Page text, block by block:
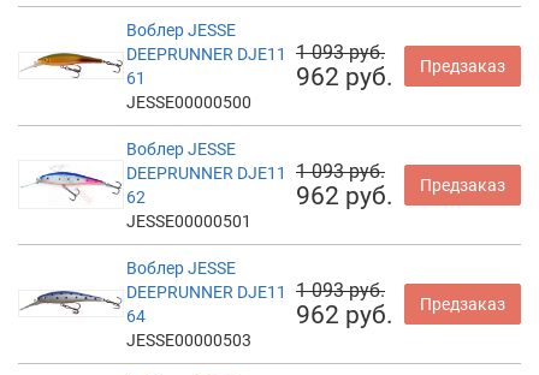
Воблер JESSE
DEEPRUNNER DJE11
61
JESSE00000500
1 093 руб.
962 руб. Предзаказ
Воблер JESSE
DEEPRUNNER DJE11
62
JESSE00000501
1 093 руб.
962 руб. Предзаказ
Воблер JESSE
DEEPRUNNER DJE11
64
JESSE00000503
1 093 руб.
962 руб. Предзаказ